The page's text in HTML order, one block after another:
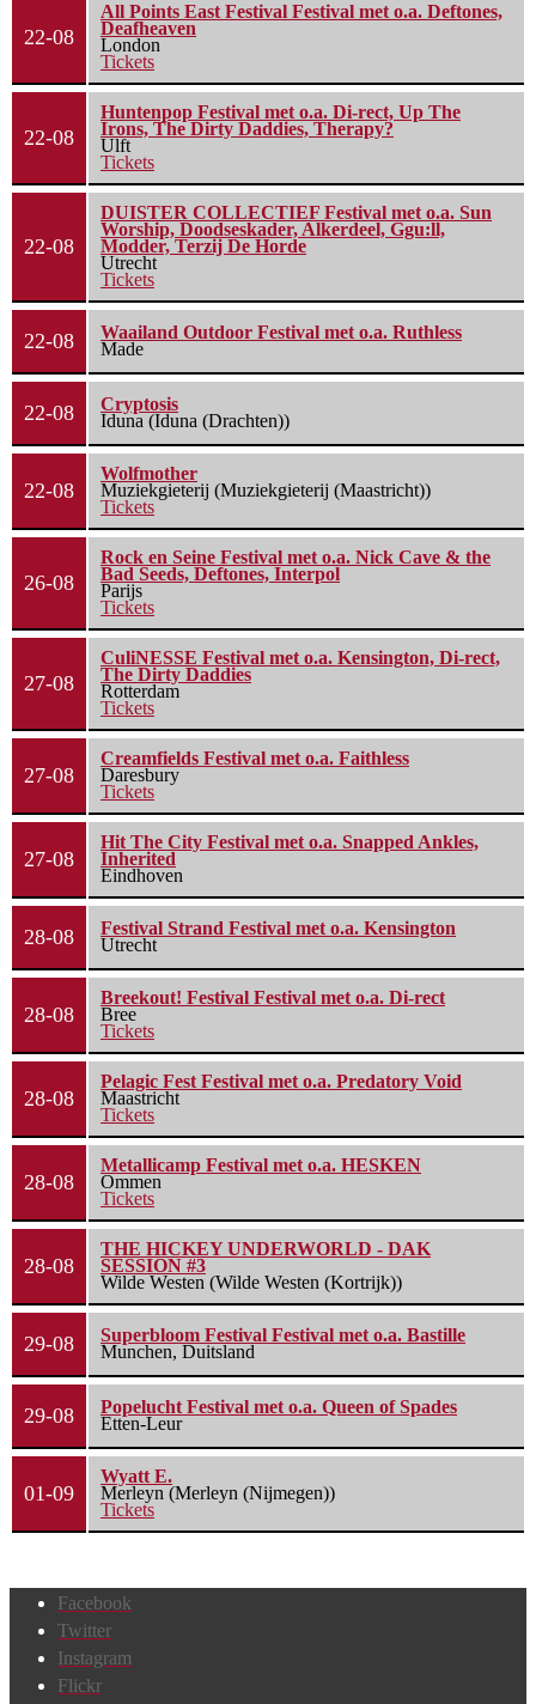
22-08
All Points East Festival Festival met o.a. Deftones,
Deafheaven
London
Tickets
22-08
Huntenpop Festival met o.a. Di-rect, Up The
Irons, The Dirty Daddies, Therapy?
Ulft
Tickets
22-08
DUISTER COLLECTIEF Festival met o.a. Sun
Worship, Doodseskader, Alkerdeel, Ggu:ll,
Modder, Terzij De Horde
Utrecht
Tickets
22-08
Waailand Outdoor Festival met o.a. Ruthless
Made
22-08
Cryptosis
Iduna (Iduna (Drachten))
22-08
Wolfmother
Muziekgieterij (Muziekgieterij (Maastricht))
Tickets
26-08
Rock en Seine Festival met o.a. Nick Cave & the
Bad Seeds, Deftones, Interpol
Parijs
Tickets
27-08
CuliNESSE Festival met o.a. Kensington, Di-rect,
The Dirty Daddies
Rotterdam
Tickets
27-08
Creamfields Festival met o.a. Faithless
Daresbury
Tickets
27-08
Hit The City Festival met o.a. Snapped Ankles,
Inherited
Eindhoven
28-08
Festival Strand Festival met o.a. Kensington
Utrecht
28-08
Breekout! Festival Festival met o.a. Di-rect
Bree
Tickets
28-08
Pelagic Fest Festival met o.a. Predatory Void
Maastricht
Tickets
28-08
Metallicamp Festival met o.a. HESKEN
Ommen
Tickets
28-08
THE HICKEY UNDERWORLD - DAK
SESSION #3
Wilde Westen (Wilde Westen (Kortrijk))
29-08
Superbloom Festival Festival met o.a. Bastille
Munchen, Duitsland
29-08
Popelucht Festival met o.a. Queen of Spades
Etten-Leur
01-09
Wyatt E.
Merleyn (Merleyn (Nijmegen))
Tickets
Facebook
Twitter
Instagram
Flickr